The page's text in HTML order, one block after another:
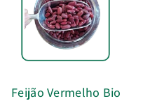
Feijão Vermelho Bio